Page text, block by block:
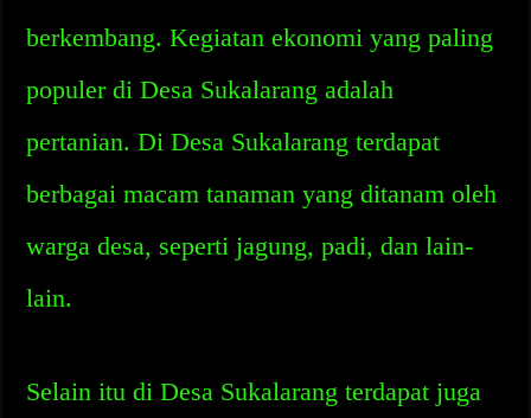
berkembang. Kegiatan ekonomi yang paling
populer di Desa Sukalarang adalah
pertanian. Di Desa Sukalarang terdapat
berbagai macam tanaman yang ditanam oleh
warga desa, seperti jagung, padi, dan lain-
lain.
Selain itu di Desa Sukalarang terdapat juga